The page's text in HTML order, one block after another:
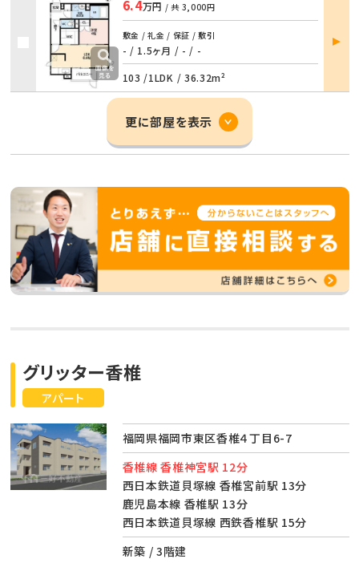
6.4万円 / 共 3,000円
敷金 / 礼金 / 保証 / 敷引
- / 1.5ヶ月 / - / -
103 /1LDK / 36.32m²
部屋
更に部屋を表示
アパート
グリッター香椎
福岡県福岡市東区香椎４丁目6-7
香椎線 香椎神宮駅 12分
西日本鉄道貝塚線 香椎宮前駅 13分
鹿児島本線 香椎駅 13分
西日本鉄道貝塚線 西鉄香椎駅 15分
新築 / 3階建